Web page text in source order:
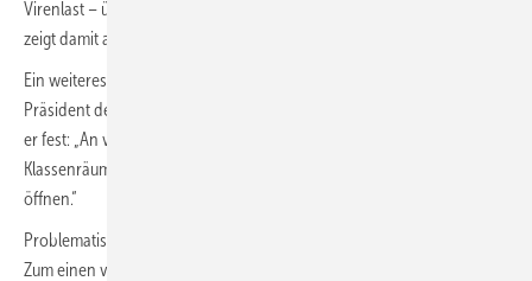
Virenlast – über einen empfohlenen Wert, springt sie auf „Gelb“ und
zeigt damit an, dass gelüftet werden soll.
Ein weiteres Manko der Fensterlüftung kennt Heinz-Peter Meidinger,
Präsident des Deutschen Lehrerverbands. In einer dpa-Meldung stellt
er fest: „An vielen Schulen lassen sich die Fenster in höher gelegenen
Klassenräumen aus Sicherheitsgründen nicht oder nur einen Spalt
öffnen.“
Problematisch ist die Fensterlüftung auch in der kälteren Jahreszeit.
Zum einen verschwendet sie Energie, zum anderen wird die Luft im